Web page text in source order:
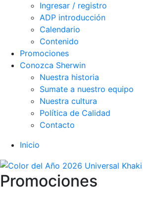
Ingresar / registro
ADP introducción
Calendario
Contenido
Promociones
Conozca Sherwin
Nuestra historia
Sumate a nuestro equipo
Nuestra cultura
Política de Calidad
Contacto
Inicio
Promociones